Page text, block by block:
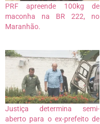
PRF apreende 100kg de
maconha na BR 222, no
Maranhão.
Justiça determina semi-
aberto para o ex-prefeito de